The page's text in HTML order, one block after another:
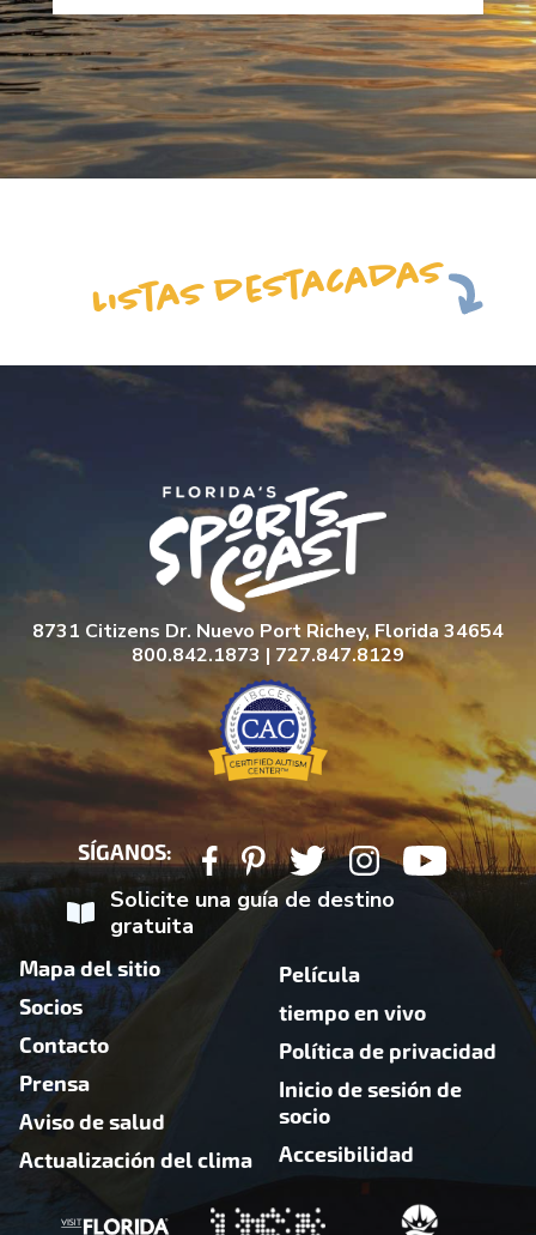
Listas destacadas
8731 Citizens Dr. Nuevo Port Richey, Florida 34654
800.842.1873 | 727.847.8129
SÍGANOS:
Solicite una guía de destino
gratuita
Mapa del sitio
Socios
Contacto
Prensa
Aviso de salud
Actualización del clima
Película
tiempo en vivo
Política de privacidad
Inicio de sesión de
socio
Accesibilidad